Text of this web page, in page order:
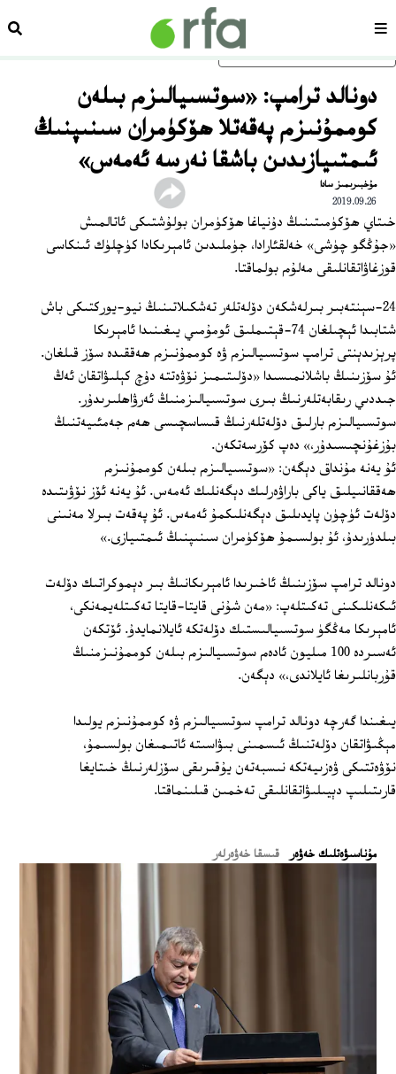
ئاساسلىق مەزمۇنغا ئاتلاڭسەھىپە
دونالد ترامپ: «سوتسىيالىزم بىلەن
كوممۇنىزم پەقەتلا ھۆكۈمران سىنىپنىڭ
ئىمتىيازىدىن باشقا نەرسە ئەمەس»
مۇخبىرىمىز سادا
2019.09.26
خىتاي ھۆكۈمىتىنىڭ دۇنياغا ھۆكۈمران بولۇشتىكى ئاتالمىش
«جۇڭگو چۈشى» خەلقئارادا، جۈملىدىن ئامېرىكادا كۈچلۈك ئىنكاسى
قوزغاۋاتقانلىقى مەلۇم بولماقتا.
24-سېنتەبىر بىرلەشكەن دۆلەتلەر تەشكىلاتىنىڭ نيو-يوركتىكى باش
شتابىدا ئېچىلغان 74-قېتىملىق ئومۇمىي يىغىنىدا ئامېرىكا
پرېزىدېنتى ترامپ سوتسىيالىزم ۋە كوممۇنىزم ھەققىدە سۆز قىلغان.
ئۇ سۆزىنىڭ باشلانمىسىدا «دۆلىتىمىز نۆۋەتتە دۇچ كېلىۋاتقان ئەڭ
جىددىي رىقابەتلەرنىڭ بىرى سوتسىيالىزمنىڭ ئەرۋاھلىرىدۇر.
سوتسىيالىزم بارلىق دۆلەتلەرنىڭ قىساسچىسى ھەم جەمئىيەتنىڭ
بۇزغۇنچىسىدۇر،» دەپ كۆرسەتكەن.
ئۇ يەنە مۇنداق دېگەن: «سوتسىيالىزم بىلەن كوممۇنىزم
ھەققانىيلىق ياكى باراۋەرلىك دېگەنلىك ئەمەس. ئۇ يەنە ئۆز نۆۋىتىدە
دۆلەت ئۈچۈن پايدىلىق دېگەنلىكمۇ ئەمەس. ئۇ پەقەت بىرلا مەنىنى
بىلدۈرىدۇ، ئۇ بولسىمۇ ھۆكۈمران سىنىپنىڭ ئىمتىيازى.»
دونالد ترامپ سۆزىنىڭ ئاخىرىدا ئامېرىكانىڭ بىر دېموكراتىك دۆلەت
ئىكەنلىكىنى تەكىتلەپ: «مەن شۇنى قايتا-قايتا تەكىتلەيمەنكى،
ئامېرىكا مەڭگۈ سوتسىيالىستىك دۆلەتكە ئايلانمايدۇ. ئۆتكەن
ئەسىردە 100 مىليون ئادەم سوتسىيالىزم بىلەن كوممۇنىزمنىڭ
قۇربانلىرىغا ئايلاندى،» دېگەن.
يىغىندا گەرچە دونالد ترامپ سوتسىيالىزم ۋە كوممۇنىزم يولىدا
مېڭىۋاتقان دۆلەتنىڭ ئىسمىنى بىۋاسىتە ئاتىمىغان بولسىمۇ،
نۆۋەتتىكى ۋەزىيەتكە نىسبەتەن يۇقىرىقى سۆزلەرنىڭ خىتايغا
قارىتىلىپ دېيىلىۋاتقانلىقى تەخمىن قىلىنماقتا.
ﻣﯘﻧﺎﺳﯩﯟﻩﺗﻠﯩﻚ ﺧﻪﯞﻩﺭ قىسقا خەۋەرلەر